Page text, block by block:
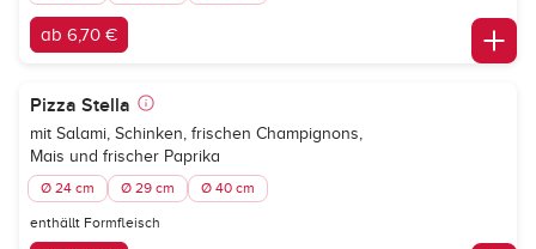
ab 6,70 €
Pizza Stella
mit Salami, Schinken, frischen Champignons,
Mais und frischer Paprika
Ø 24 cm Ø 29 cm Ø 40 cm
enthällt Formfleisch